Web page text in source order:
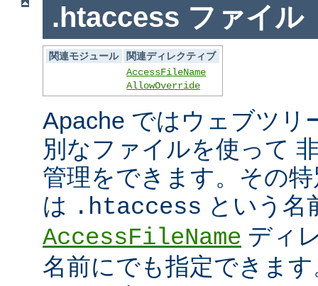
.htaccess ファイル
関連モジュール
関連ディレクティブ
AccessFileName
AllowOverride
Apache ではウェブツリ
別なファイルを使って
管理をできます。その
は .htaccess という名
AccessFileName ディ
名前にでも指定できま